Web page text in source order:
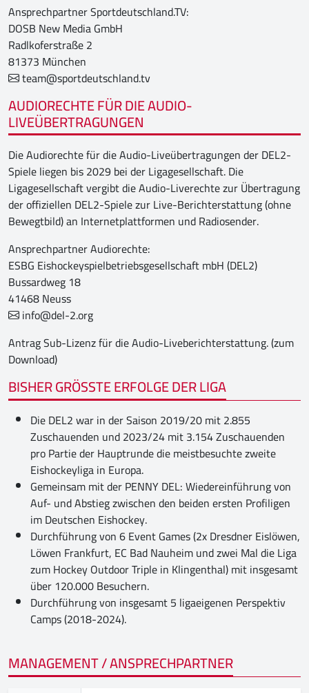
Ansprechpartner Sportdeutschland.TV:
DOSB New Media GmbH
Radlkoferstraße 2
81373 München
team@sportdeutschland.tv
AUDIORECHTE FÜR DIE AUDIO-
LIVEÜBERTRAGUNGEN
Die Audiorechte für die Audio-Liveübertragungen der DEL2-
Spiele liegen bis 2029 bei der Ligagesellschaft. Die
Ligagesellschaft vergibt die Audio-Liverechte zur Übertragung
der offiziellen DEL2-Spiele zur Live-Berichterstattung (ohne
Bewegtbild) an Internetplattformen und Radiosender.
Ansprechpartner Audiorechte:
ESBG Eishockeyspielbetriebsgesellschaft mbH (DEL2)
Bussardweg 18
41468 Neuss
info@del-2.org
Antrag Sub-Lizenz für die Audio-Liveberichterstattung.(zum
Download)
BISHER GRÖSSTE ERFOLGE DER LIGA
Die DEL2 war in der Saison 2019/20 mit 2.855
Zuschauenden und 2023/24 mit 3.154 Zuschauenden
pro Partie der Hauptrunde die meistbesuchte zweite
Eishockeyliga in Europa.
Gemeinsam mit der PENNY DEL: Wiedereinführung von
Auf- und Abstieg zwischen den beiden ersten Profiligen
im Deutschen Eishockey.
Durchführung von 6 Event Games (2x Dresdner Eislöwen,
Löwen Frankfurt, EC Bad Nauheim und zwei Mal die Liga
zum Hockey Outdoor Triple in Klingenthal) mit insgesamt
über 120.000 Besuchern.
Durchführung von insgesamt 5 ligaeigenen Perspektiv
Camps (2018-2024).
MANAGEMENT / ANSPRECHPARTNER